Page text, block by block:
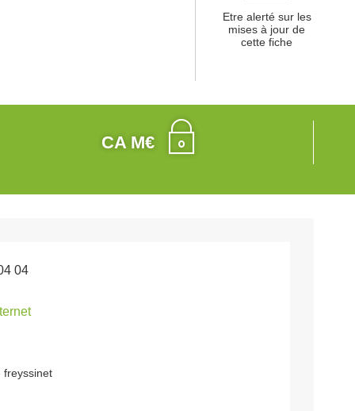
Etre alerté sur les
mises à jour de
cette fiche
CA M€
04
freyssinet